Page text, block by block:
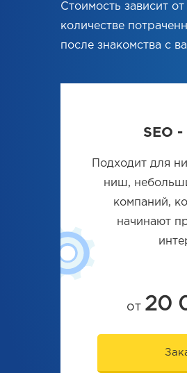
Стоимость зависит
количестве
после знакомства с
SEO
Подходит для
ниш,
компаний,
начинают
от 20